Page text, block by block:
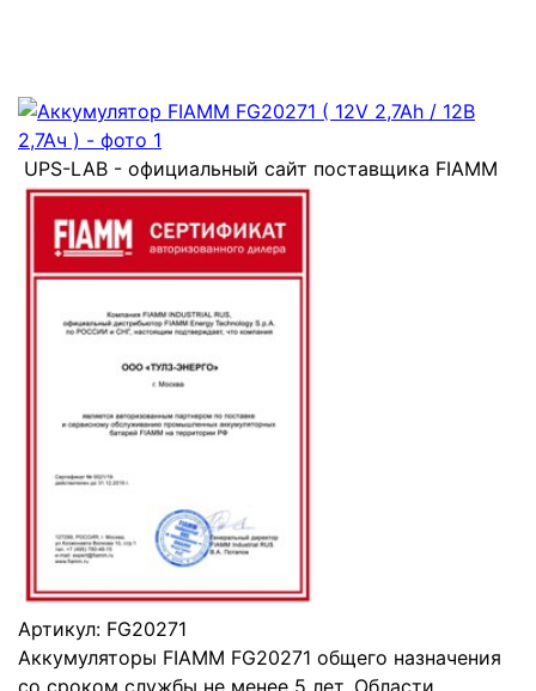
UPS-LAB - официальный сайт поставщика FIAMM
Артикул: FG20271
Аккумуляторы FIAMM FG20271 общего назначения
со сроком службы не менее 5 лет. Области